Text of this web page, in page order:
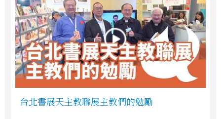
台北書展天主教聯展主教們的勉勵